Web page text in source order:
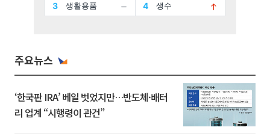
주요뉴스
‘한국판 IRA’ 베일 벗었지만…반도체·배터
리 업계 “시행령이 관건”